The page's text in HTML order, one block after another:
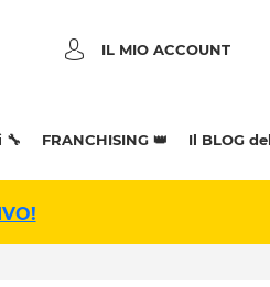
IL MIO ACCOUNT
FRANCHISING 👑 Il BLOG